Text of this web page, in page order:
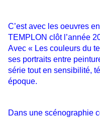
C’est avec les oeuvres
TEMPLON clôt l’année
Avec « Les couleurs du
ses portraits entre
série tout en sensibilité,
époque.
Dans une scénographie